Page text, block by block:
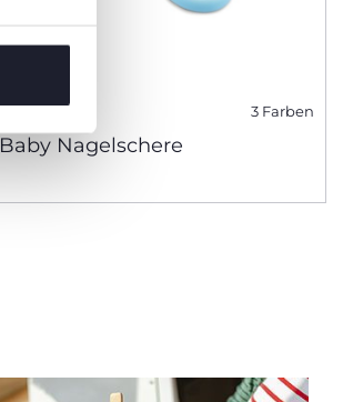
3 Farben
Baby Nagelschere